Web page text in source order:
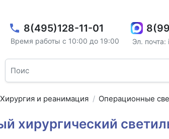
8(495)128-11-01
Время работы с 10:00 до 19:00 Эл.
Хирургия и реанимация Операционные
хирургический